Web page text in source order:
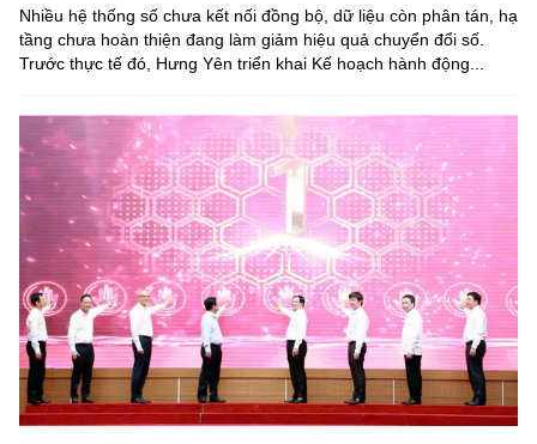
Nhiều hệ thống số chưa kết nối đồng bộ, dữ liệu còn phân tán, hạ
tầng chưa hoàn thiện đang làm giảm hiệu quả chuyển đổi số.
Trước thực tế đó, Hưng Yên triển khai Kế hoạch hành động...